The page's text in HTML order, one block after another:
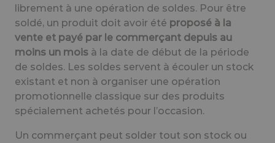
librement à une opération de soldes. Pour être
soldé, un produit doit avoir été proposé à la
vente et payé par le commerçant depuis au
moins un mois à la date de début de la période
de soldes. Les soldes servent à écouler un stock
existant et non à organiser une opération
promotionnelle classique sur des produits
spécialement achetés pour l’occasion.
Un commerçant peut solder tout son stock ou